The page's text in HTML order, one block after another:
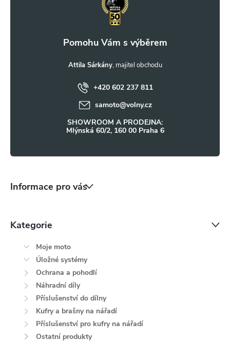
Attila Sárkány
+420 602 237 811
samoto@volny.cz
SHOWROOM A PRODEJNA:
Mlýnská 60/2, 160 00 Praha 6
Informace pro vás
Kategorie
Moje moto
Úložné systémy
Ochrana a pohodlí
Náhradní díly
Příslušenství do dílny
Kufry a brašny na nářadí
Příslušenství pro kufry na nářadí
Ostatní produkty